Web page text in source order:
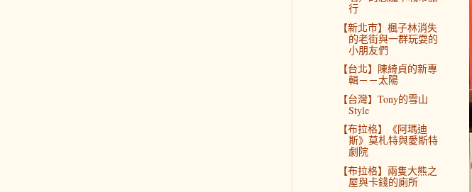
行
【新北市】楓子林消失
的老街與一群玩耍的
小朋友們
【台北】陳綺貞的新專
輯－－太陽
【台灣】Tony的雪山
Style
【布拉格】《阿瑪迪
斯》莫札特與愛斯特
劇院
【布拉格】兩隻大熊之
屋與卡錢的廁所